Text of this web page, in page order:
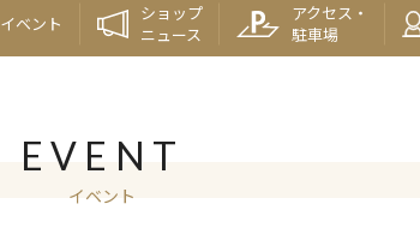
イベント
ショップ
ニュース
アクセス・
駐車場
EVENT
イベント